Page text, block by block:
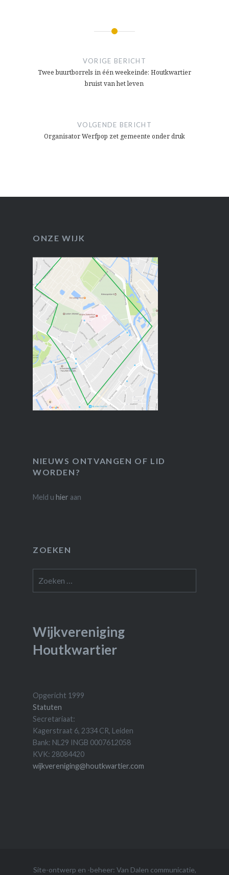
VORIGE BERICHT
Twee buurtborrels in één weekeinde: Houtkwartier
bruist van het leven
VOLGENDE BERICHT
Organisator Werfpop zet gemeente onder druk
ONZE WIJK
NIEUWS ONTVANGEN OF LID
WORDEN?
Meld u hier aan
ZOEKEN
naar:
Wijkvereniging
Houtkwartier
Opgericht 1999
Statuten
Secretariaat:
Kagerstraat 6, 2334 CR, Leiden
Bank: NL29 INGB 0007612058
KVK: 28084420
wijkvereniging@houtkwartier.com
Site-ontwerp en -beheer: Van Dalen communicatie,